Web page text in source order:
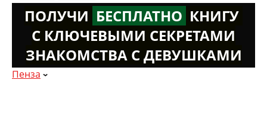
ПОЛУЧИ БЕСПЛАТНО КНИГУ
С КЛЮЧЕВЫМИ СЕКРЕТАМИ
ЗНАКОМСТВА С ДЕВУШКАМИ
Пенза